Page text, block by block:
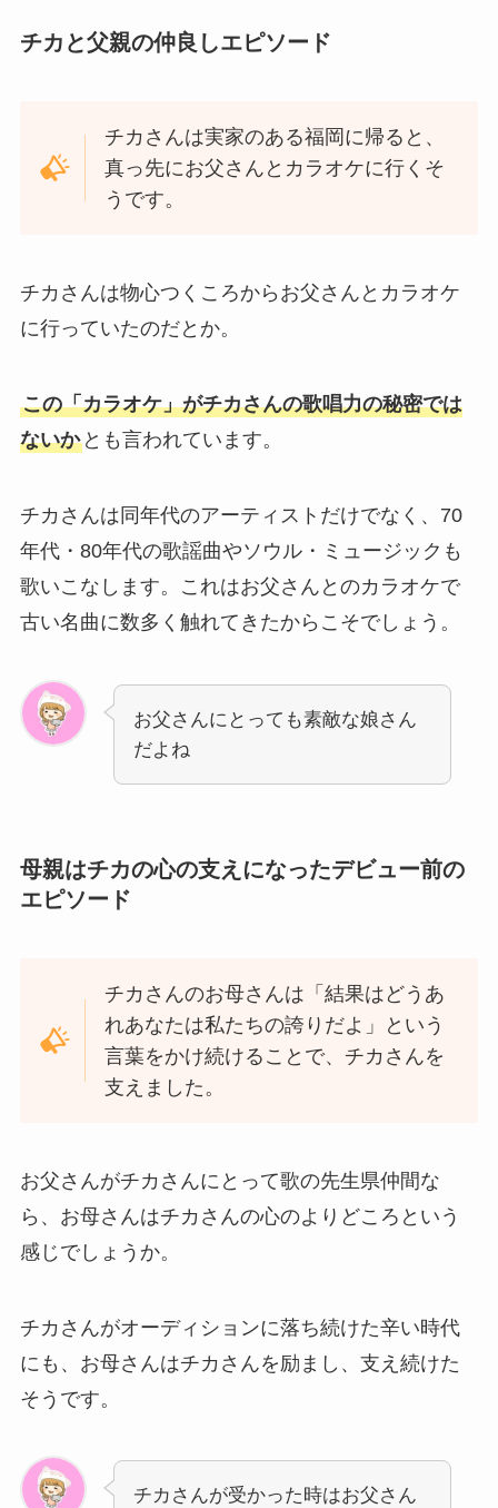
チカと父親の仲良しエピソード
チカさんは実家のある福岡に帰ると、
真っ先にお父さんとカラオケに行くそ
うです。
チカさんは物心つくころからお父さんとカラオケ
に行っていたのだとか。
この「カラオケ」がチカさんの歌唱力の秘密では
ないかとも言われています。
チカさんは同年代のアーティストだけでなく、70
年代・80年代の歌謡曲やソウル・ミュージックも
歌いこなします。これはお父さんとのカラオケで
古い名曲に数多く触れてきたからこそでしょう。
お父さんにとっても素敵な娘さん
だよね
母親はチカの心の支えになったデビュー前の
エピソード
チカさんのお母さんは「結果はどうあ
れあなたは私たちの誇りだよ」という
言葉をかけ続けることで、チカさんを
支えました。
お父さんがチカさんにとって歌の先生県仲間な
ら、お母さんはチカさんの心のよりどころという
感じでしょうか。
チカさんがオーディションに落ち続けた辛い時代
にも、お母さんはチカさんを励まし、支え続けた
そうです。
チカさんが受かった時はお父さん